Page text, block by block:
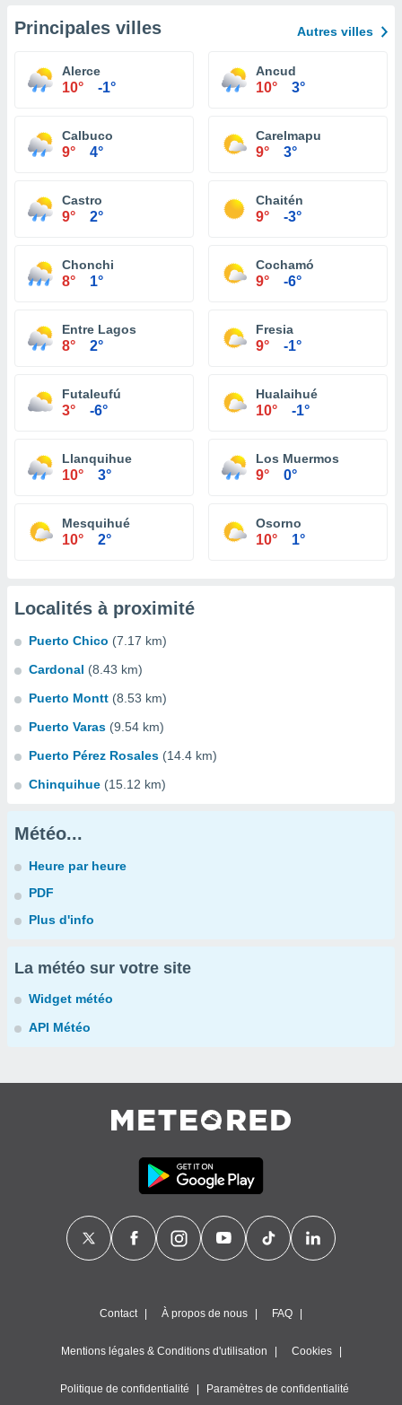
Principales villes Autres villes
Alerce
10° -1°
Ancud
10° 3°
Calbuco
9° 4°
Carelmapu
9° 3°
Castro
9° 2°
Chaitén
9° -3°
Chonchi
8° 1°
Cochamó
9° -6°
Entre Lagos
8° 2°
Fresia
9° -1°
Futaleufú
3° -6°
Hualaihué
10° -1°
Llanquihue
10° 3°
Los Muermos
9° 0°
Mesquihué
10° 2°
Osorno
10° 1°
Localités à proximité
Puerto Chico (7.17 km)
Cardonal (8.43 km)
Puerto Montt (8.53 km)
Puerto Varas (9.54 km)
Puerto Pérez Rosales (14.4 km)
Chinquihue (15.12 km)
Météo...
Heure par heure
PDF
Plus d'info
La météo sur votre site
Widget météo
API Météo
Contact À propos de nous FAQ
Mentions légales & Conditions d'utilisation Cookies
Politique de confidentialité Paramètres de confidentialité